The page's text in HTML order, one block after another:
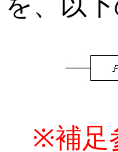
※補足